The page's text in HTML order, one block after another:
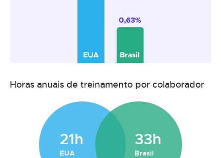
Horas anuais de treinamento por colaborador
21h
EUA
33h
Brasil